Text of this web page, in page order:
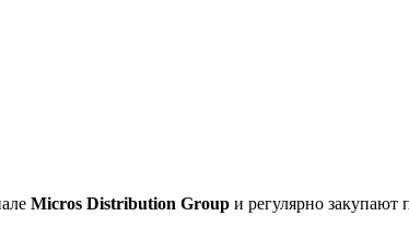
Micros Distribution Group и регулярно закупают